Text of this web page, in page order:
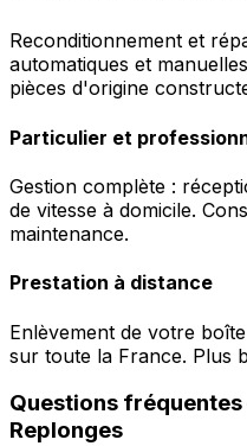
Reconditionnement et
automatiques et
pièces d'origine
Particulier et
Gestion complète :
de vitesse à domicile.
maintenance.
Prestation à distance
Enlèvement de votre
sur toute la France. Plus
Questions
Replonges